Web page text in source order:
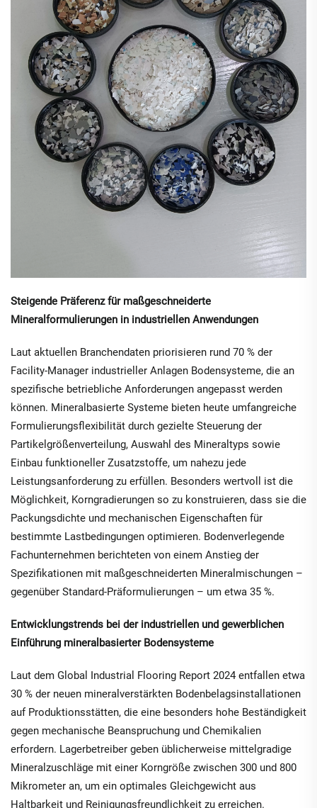
Steigende Präferenz für maßgeschneiderte
Mineralformulierungen in industriellen Anwendungen
Laut aktuellen Branchendaten priorisieren rund 70 % der
Facility-Manager industrieller Anlagen Bodensysteme, die an
spezifische betriebliche Anforderungen angepasst werden
können. Mineralbasierte Systeme bieten heute umfangreiche
Formulierungsflexibilität durch gezielte Steuerung der
Partikelgrößenverteilung, Auswahl des Mineraltyps sowie
Einbau funktioneller Zusatzstoffe, um nahezu jede
Leistungsanforderung zu erfüllen. Besonders wertvoll ist die
Möglichkeit, Korngradierungen so zu konstruieren, dass sie die
Packungsdichte und mechanischen Eigenschaften für
bestimmte Lastbedingungen optimieren. Bodenverlegende
Fachunternehmen berichteten von einem Anstieg der
Spezifikationen mit maßgeschneiderten Mineralmischungen –
gegenüber Standard-Präformulierungen – um etwa 35 %.
Entwicklungstrends bei der industriellen und gewerblichen
Einführung mineralbasierter Bodensysteme
Laut dem Global Industrial Flooring Report 2024 entfallen etwa
30 % der neuen mineralverstärkten Bodenbelagsinstallationen
auf Produktionsstätten, die eine besonders hohe Beständigkeit
gegen mechanische Beanspruchung und Chemikalien
erfordern. Lagerbetreiber geben üblicherweise mittelgradige
Mineralzuschläge mit einer Korngröße zwischen 300 und 800
Mikrometer an, um ein optimales Gleichgewicht aus
Haltbarkeit und Reinigungsfreundlichkeit zu erreichen.